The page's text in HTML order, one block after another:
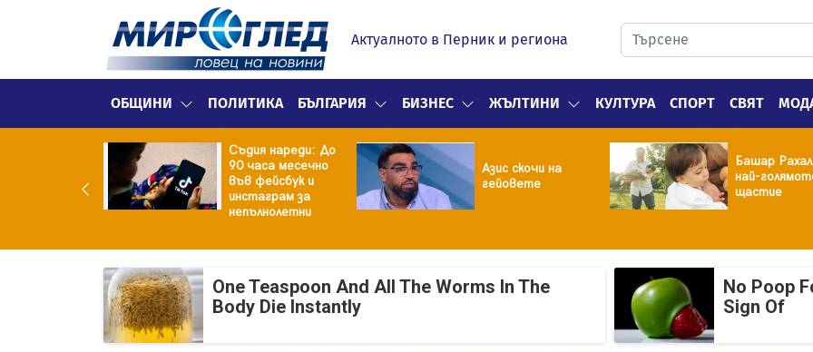
Актуалното в Перник и региона
ОБЩИНИ ПОЛИТИКА БЪЛГАРИЯ БИЗНЕС ЖЪЛТИНИ КУЛТУРА СПОРТ СВЯТ
Съдия нареди: До
90 часа месечно
във фейсбук и
инстаграм за
непълнолетни
Азис скочи на
гейовете
Башар Рахал
най-
щастие
One Teaspoon And All The Worms In The
Body Die Instantly
No Poop
Sign Of